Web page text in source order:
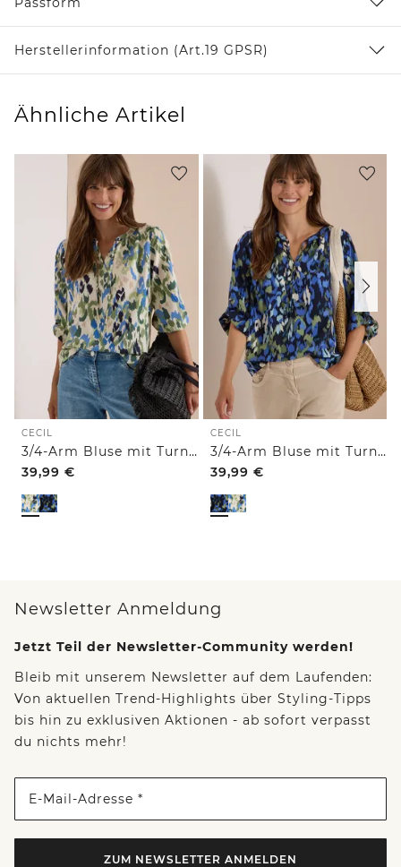
Herstellerinformation (Art.19 GPSR)
Ähnliche Artikel
CECIL
3/4-Arm Bluse mit Turn-Up und Print
39,99 €
CECIL
3/4-Arm Bluse mit Turn-Up und Print
39,99 €
Newsletter Anmeldung
Jetzt Teil der Newsletter-Community werden!
Bleib mit unserem Newsletter auf dem Laufenden:
Von aktuellen Trend-Highlights über Styling-Tipps
bis hin zu exklusiven Aktionen - ab sofort verpasst
du nichts mehr!
E-Mail-Adresse *
ZUM NEWSLETTER ANMELDEN